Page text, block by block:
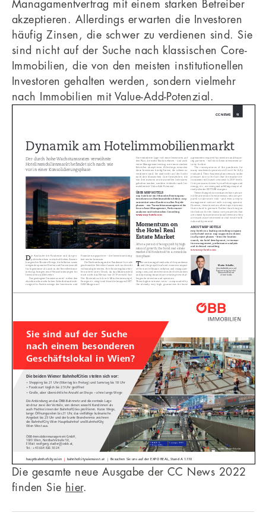
Managamentvertrag mit einem starken Betreiber
akzeptieren. Allerdings erwarten die Investoren
häufig Zinsen, die schwer zu verdienen sind. Sie
sind nicht auf der Suche nach klassischen Core-
Immobilien, die von den meisten institutionellen
Investoren gehalten werden, sondern vielmehr
nach Immobilien mit Value-Add-Potenzial.
Die gesamte neue Ausgabe der CC News 2022
finden Sie hier.